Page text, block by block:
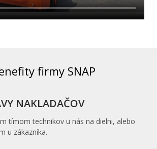
firmy SNAP
NAKLADAČOV
tímom technikov u nás na dielni, alebo
u zákazníka.